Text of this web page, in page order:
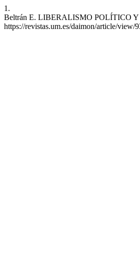
1.
Beltrán E. LIBERALISMO POLÍTICO Y
https://revistas.um.es/daimon/article/view/